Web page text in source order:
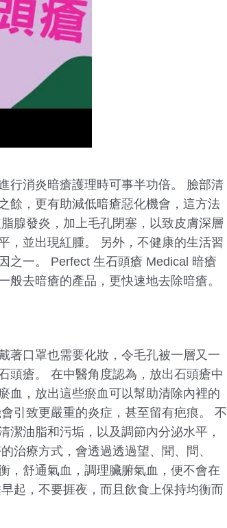
行消炎暗瘡護理時可事半功倍。 臉部清
餘，更有助減低暗瘡惡化機會，這方法
腺發炎，加上毛孔閉塞，以致皮膚深層
，並出現紅腫。 另外，不健康的生活習
之一。 Perfect 生石頭瘡 Medical 暗瘡
去暗瘡的產品，更快速地去除暗瘡。
著口罩也需要化妝，令毛孔被一層又一
頭瘡。 在中醫角度認為，放出石頭瘡中
血，放出這些瘀血可以幫助清除內裡的
引致更嚴重的炎症，甚至留有疤痕。 不
油脂和污垢，以及調節內分泌水平，
治療方式，會透過透過望、聞、問、
，舒通氣血，調理臟腑氣血，便不會在
起，不要捱夜，而且飲食上保持均衡而